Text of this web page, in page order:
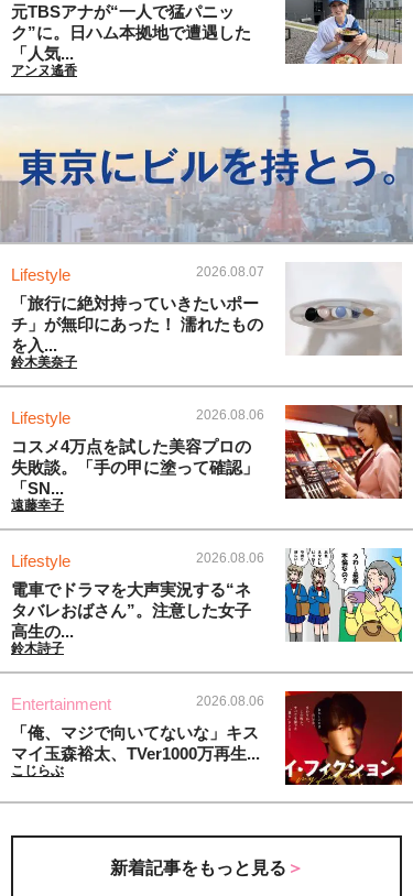
元TBSアナが“一人で猛パニッ
ク”に。日ハム本拠地で遭遇した
「人気...
アンヌ遙香
Lifestyle 2026.08.07
「旅行に絶対持っていきたいポー
チ」が無印にあった！ 濡れたもの
を入...
鈴木美奈子
Lifestyle 2026.08.06
コスメ4万点を試した美容プロの
失敗談。「手の甲に塗って確認」
「SN...
遠藤幸子
Lifestyle 2026.08.06
電車でドラマを大声実況する“ネ
タバレおばさん”。注意した女子
高生の...
鈴木詩子
Entertainment 2026.08.06
「俺、マジで向いてないな」キス
マイ玉森裕太、TVer1000万再生...
こじらぶ
新着記事をもっと見る